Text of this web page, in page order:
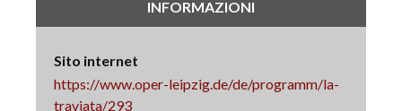
INFORMAZIONI
Sito internet
https://www.oper-leipzig.de/de/programm/la-
traviata/293